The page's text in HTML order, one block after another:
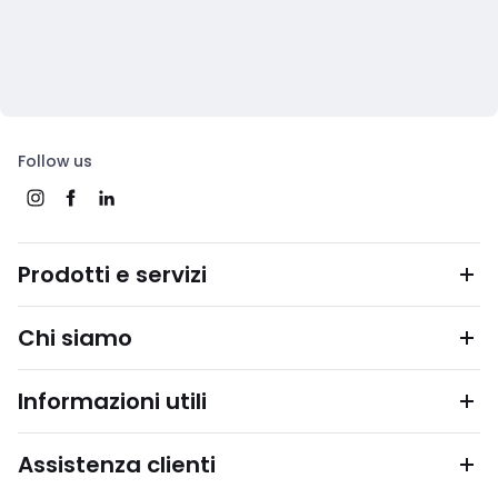
Follow us
Prodotti e servizi
Chi siamo
Informazioni utili
Assistenza clienti